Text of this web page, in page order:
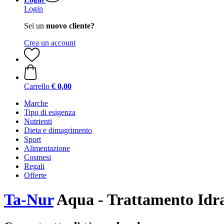
Login
Sei un nuovo cliente?
Crea un account
Carrello € 0,00
Marche
Tipo di esigenza
Nutrienti
Dieta e dimagrimento
Sport
Alimentazione
Cosmesi
Regali
Offerte
Ta-NurAqua - Trattamento